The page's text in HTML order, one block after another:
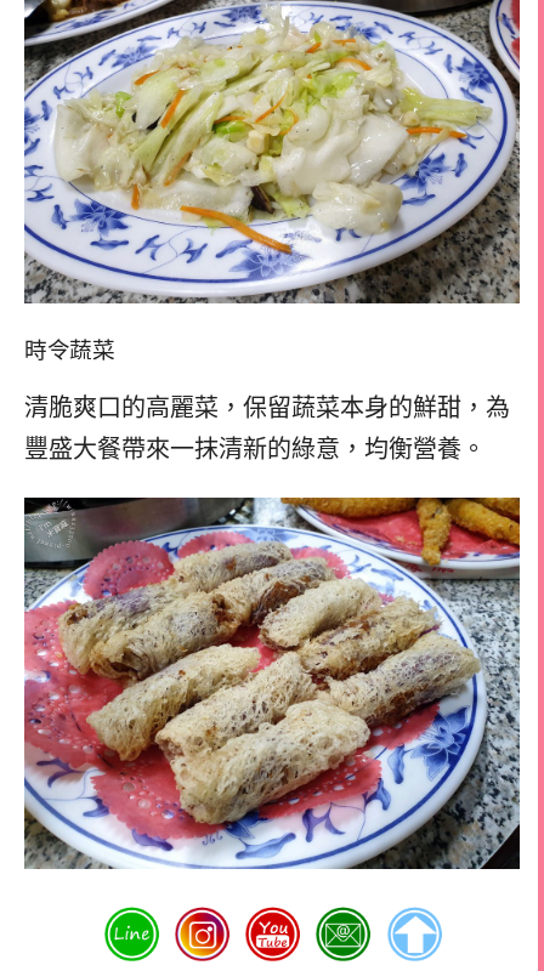
時令蔬菜
清脆爽口的高麗菜，保留蔬菜本身的鮮甜，為
豐盛大餐帶來一抹清新的綠意，均衡營養。